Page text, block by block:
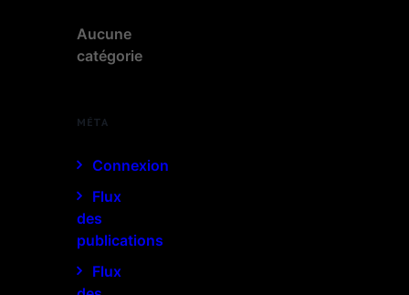
Aucune
catégorie
MÉTA
Connexion
Flux
des
publications
Flux